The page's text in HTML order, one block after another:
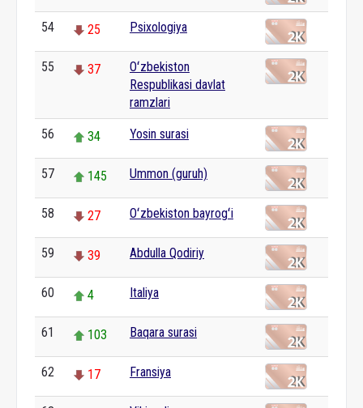
54 25 Psixologiya
55 37
Oʻzbekiston
Respublikasi davlat
ramzlari
56 34 Yosin surasi
57 145 Ummon (guruh)
58 27 Oʻzbekiston bayrogʻi
59 39 Abdulla Qodiriy
60 4 Italiya
61 103 Baqara surasi
62 17 Fransiya